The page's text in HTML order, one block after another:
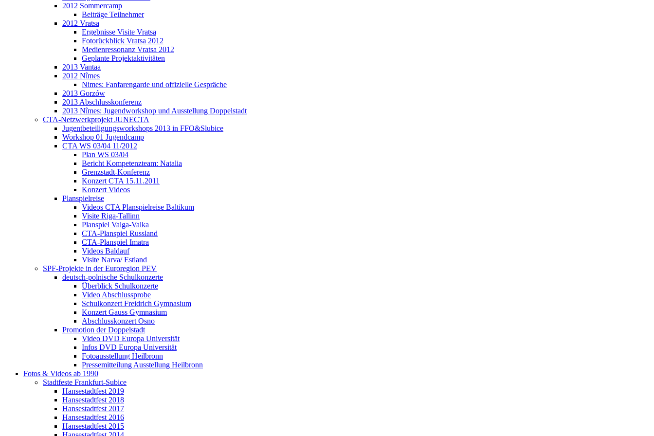
2012 Sommercamp
Beiträge Teilnehmer
2012 Vratsa
Ergebnisse Visite Vratsa
Fotorückblick Vratsa 2012
Medienressonanz Vratsa 2012
Geplante Projektaktivitäten
2013 Vantaa
2012 Nîmes
Nimes: Fanfarengarde und offizielle Gespräche
2013 Gorzów
2013 Abschlusskonferenz
2013 Nîmes: Jugendworkshop und Ausstellung Doppelstadt
CTA-Netzwerkprojekt JUNECTA
Jugentbeteiligungsworkshops 2013 in FFO&Slubice
Workshop 01 Jugendcamp
CTA WS 03/04 11/2012
Plan WS 03/04
Bericht Kompetenzteam: Natalia
Grenzstadt-Konferenz
Konzert CTA 15.11.2011
Konzert Videos
Planspielreise
Videos CTA Planspielreise Baltikum
Visite Riga-Tallinn
Planspiel Valga-Valka
CTA-Planspiel Russland
CTA-Planspiel Imatra
Videos Baldauf
Visite Narva/ Estland
SPF-Projekte in der Euroregion PEV
deutsch-polnische Schulkonzerte
Überblick Schulkonzerte
Video Abschlussprobe
Schulkonzert Freidrich Gymnasium
Konzert Gauss Gymnasium
Abschlusskonzert Osno
Promotion der Doppelstadt
Video DVD Europa Universität
Infos DVD Europa Universität
Fotoausstellung Heilbronn
Pressemitteilung Ausstellung Heilbronn
Fotos & Videos ab 1990
Stadtfeste Frankfurt-Subice
Hansestadtfest 2019
Hansestadtfest 2018
Hansestadtfest 2017
Hansestadtfest 2016
Hansestadtfest 2015